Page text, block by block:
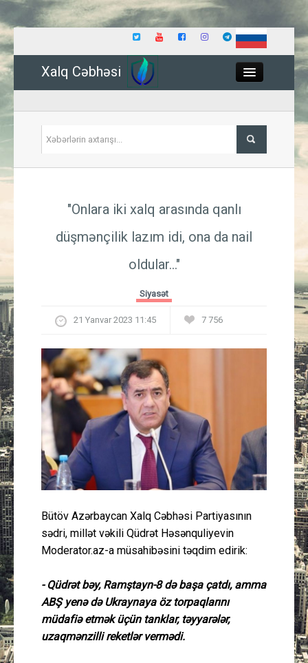
Xalq Cəbhəsi
İqtisadiyyat
Güney Azərbaycan
İdman
Layihə
Cəmiyyət
Əlaqə
"Onlara iki xalq arasında qanlı
düşmənçilik lazım idi, ona da nail
oldular..."
Siyasət
21 Yanvar 2023 11:45 7 756
Bütöv Azərbaycan Xalq Cəbhəsi Partiyasının
sədri, millət vəkili Qüdrət Həsənquliyevin
Moderator.az-a müsahibəsini təqdim edirik:
- Qüdrət bəy, Ramştayn-8 də başa çatdı, amma
ABŞ yenə də Ukraynaya öz torpaqlarını
müdafiə etmək üçün tanklar, təyyarələr,
uzaqmənzilli reketlər vermədi.